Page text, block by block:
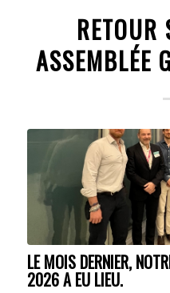
RETOUR
ASSEMBLÉE
LE MOIS DERNIER,
2026 A EU LIEU.